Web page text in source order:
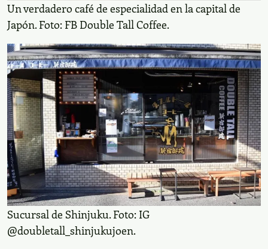
Un verdadero café de especialidad en la capital de
Japón. Foto: FB Double Tall Coffee.
Sucursal de Shinjuku. Foto: IG
@doubletall_shinjukujoen.